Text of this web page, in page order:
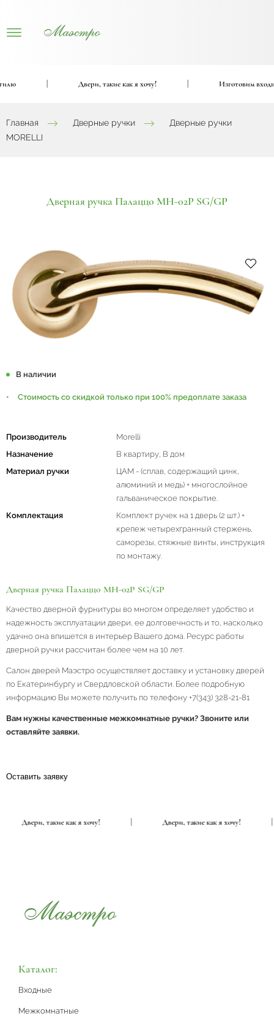
Двери, такие как я хочу! Изготовим
Главная Дверные ручки
Дверные ручки
MORELLI
Дверная ручка Палаццо MH-02P SG/GP
В наличии
Стоимость со скидкой только при 100% предоплате заказа
Производитель
Morelli
Назначение
В квартиру, В дом
Материал ручки
ЦАМ - (сплав, содержащий цинк,
алюминий и медь) + многослойное
гальваническое покрытие.
Комплектация
Комплект ручек на 1 дверь (2 шт.) +
крепеж четырехгранный стержень,
саморезы, стяжные винты, инструкция
по монтажу.
Дверная ручка Палаццо MH-02P SG/GP
Качество дверной фурнитуры во многом определяет удобство и
надежность эксплуатации двери, ее долговечность и то, насколько
удачно она впишется в интерьер Вашего дома. Ресурс работы
дверной ручки рассчитан более чем на 10 лет.
Салон дверей Маэстро осуществляет доставку и установку дверей
по Екатеринбургу и Свердловской области. Более подробную
информацию Вы можете получить по телефону +7(343) 328-21-81
Вам нужны качественные межкомнатные ручки? Звоните или
оставляйте заявки.
Оставить заявку
Двери, такие как я хочу! Двери, такие как я хочу!
Каталог:
Входные
Межкомнатные